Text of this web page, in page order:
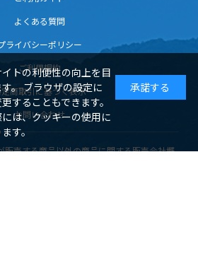
よくある質問
ライバシーポリシー
ご利用規約
定商取引に基づく表示
お問い合わせ
販売する商品以外の商品に関する販売会社概
トの利便性の向上を目
。 ブラウザの設定に
することもできます。
は、クッキーの使用に
す。
承諾する